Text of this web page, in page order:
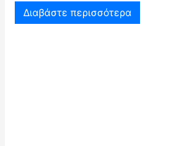
Διαβάστε περισσότερα